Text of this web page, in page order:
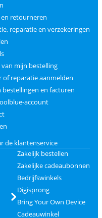
en retourneren
reparatie en verzekeringen
van mijn bestelling
of reparatie aanmelden
bestellingen en facturen
account
de klantenservice
Zakelijk bestellen
Zakelijke cadeaubonnen
Bedrijfswinkels
Digisprong
Bring Your Own Device
Cadeauwinkel